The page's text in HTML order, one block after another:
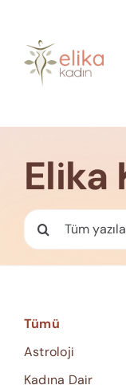
content
Elika
Ara:
Tümü
Astroloji
Kadına Dair